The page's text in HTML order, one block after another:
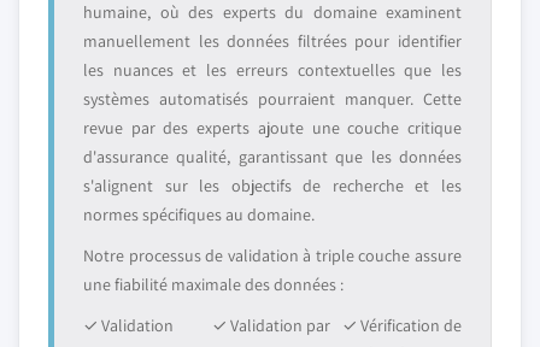
humaine, où des experts du domaine examinent
manuellement les données filtrées pour identifier
les nuances et les erreurs contextuelles que les
systèmes automatisés pourraient manquer. Cette
revue par des experts ajoute une couche critique
d'assurance qualité, garantissant que les données
s'alignent sur les objectifs de recherche et les
normes spécifiques au domaine.
Notre processus de validation à triple couche assure
une fiabilité maximale des données :
✓ Validation
✓ Validation par
✓ Vérification de